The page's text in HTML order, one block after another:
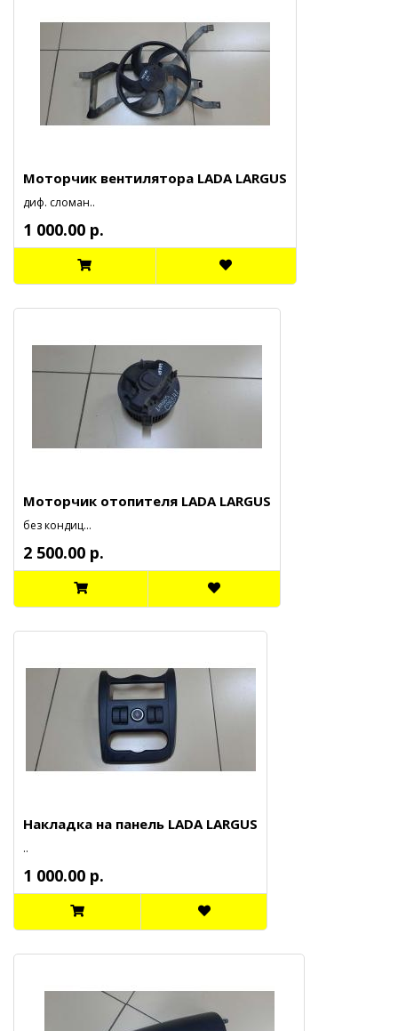
Моторчик вентилятора LADA LARGUS
диф. сломан..
1 000.00 р.
Моторчик отопителя LADA LARGUS
без кондиц...
2 500.00 р.
Накладка на панель LADA LARGUS
..
1 000.00 р.